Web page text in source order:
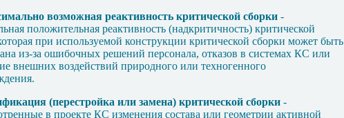
возможная реактивность критической сборки -
положительная реактивность (надкритичность) критической
при используемой конструкции критической сборки может быть
из-за ошибочных решений персонала, отказов в системах КС или
внешних воздействий природного или техногенного
(перестройка или замена) критической сборки -
в проекте КС изменения состава или геометрии активной